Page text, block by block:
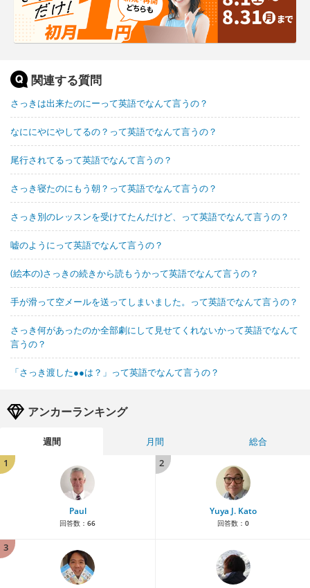
関連する質問
さっきは出来たのにーって英語でなんて言うの？
なににやにやしてるの？って英語でなんて言うの？
尾行されてるって英語でなんて言うの？
さっき寝たのにもう朝？って英語でなんて言うの？
さっき別のレッスンを受けてたんだけど、って英語でなんて言うの？
嘘のようにって英語でなんて言うの？
(絵本の)さっきの続きから読もうかって英語でなんて言うの？
手が滑って空メールを送ってしまいました。って英語でなんて言うの？
さっき何があったのか全部劇にして見せてくれないかって英語でなんて
言うの？
「さっき渡した●●は？」って英語でなんて言うの？
アンカーランキング
週間 月間
総合
1
Paul
回答数： 66
2
Yuya J. Kato
回答数： 0
3